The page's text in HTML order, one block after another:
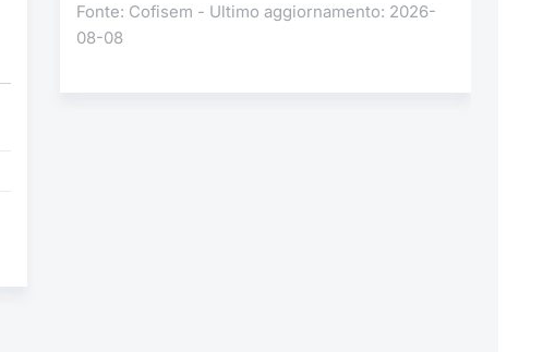
Fonte: Cofisem - Ultimo aggiornamento: 2026-
08-08